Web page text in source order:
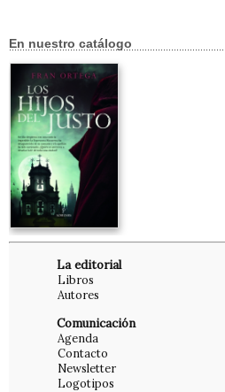
En nuestro catálogo
La editorial
Libros
Autores
Comunicación
Agenda
Contacto
Newsletter
Logotipos